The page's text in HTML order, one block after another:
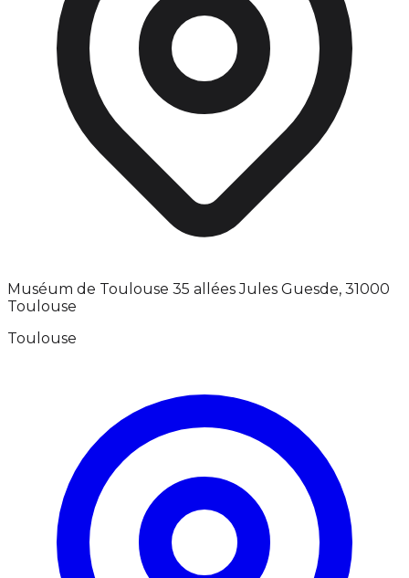
Muséum de Toulouse 35 allées Jules Guesde, 31000
Toulouse
Toulouse